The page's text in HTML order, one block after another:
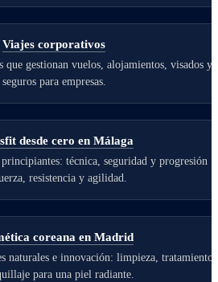
Viajes corporativos
que gestionan vuelos, alojamientos, visados y
seguros para empresas.
desde cero en Málaga
principiantes: técnica, seguridad y progresión
resistencia y agilidad.
coreana en Madrid
naturales e innovación: limpieza, tratamiento
para una piel radiante.